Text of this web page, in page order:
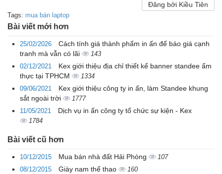
Đăng bởi Kiều Tiên
Tags: mua bán laptop
Bài viết mới hơn
25/02/2026
Cách tính giá thành phẩm in ấn để báo giá cạnh
tranh mà vẫn có lãi
143
02/12/2021
Kex giới thiệu địa chỉ thiết kế banner standee ẩm
thực tại TPHCM
1334
09/06/2021
Kex giới thiệu công ty in ấn, làm Standee khung
sắt ngoài trời
1777
11/05/2021
Dịch vụ in ấn công ty tổ chức sự kiện - Kex
1784
Bài viết cũ hơn
10/12/2015 Mua bán nhà đất Hải Phòng
107
08/12/2015
Giày nam thể thao
160